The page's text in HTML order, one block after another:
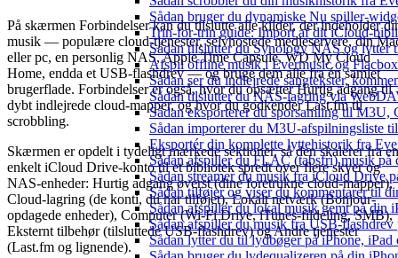
Sådan bruger du dynamiske Nu spiller-
Trin-for-trin guide: Import af dit iCloud-
Sådan tilslutter du Synology NAS og lytter
Afspil offline musik i Evermusic og
Sådan ser du indlejrede sangtekster,
Sådan tilslutter du NAS-lagring via
Sådan eksporterer du sporsamling til
Sådan importerer du M3U-afspilningsliste
Eksportér din komplette lyttehistorik fra
Sådan afspiller du FLAC (tabsfri) musik på
Sådan streamer du musik fra iCloud Drive
Sådan tilføjer og viser du kommentarer til
Sådan afspiller du lokal musik gemt på din
Sådan afspiller du musik fra USB-
Sådan lytter du til lydbøger på iPhone,
På skærmen Forbindelser kan du tilslutte alle kilder, der indeholder
musik — populære cloud-tjenester, selvhostede medieservere, din
eller pc, en personlig NAS, Apple Time Capsule, WD My Cloud
Home, endda et USB-flashdrev — og bruge dem alle fra én samlet
brugerflade. Forbindelser er også, hvor du opsætter Hurtig adgang til
dybt indlejrede cloud-mapper, og hvor du godkender Last.fm til
scrobbling.
Skærmen er opdelt i tydeligt mærkede sektioner, så den skalerer fra en
enkelt iCloud Drive-konto til et bibliotek spredt over flere skyer og
NAS-enheder: Hurtig adgang øverst (dine foretrukne cloud-mapper),
Cloud-lagring (de konti, du har tilføjet), Lokalt netværk (Bonjour-
opdagede enheder), Computer (Wi-Fi Drive, iTunes-fildeling, SMB),
Eksternt tilbehør (tilsluttede USB-flashdrev) og Andre tjenester
(Last.fm og lignende).